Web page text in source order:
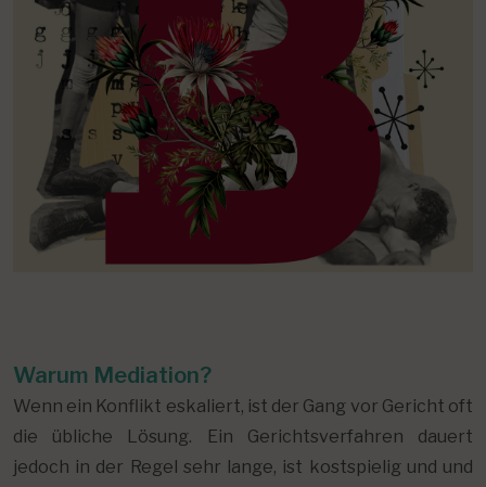
Warum Mediation?
Wenn ein Konflikt eskaliert, ist der Gang vor Gericht oft
die übliche Lösung. Ein Gerichtsverfahren dauert
jedoch in der Regel sehr lange, ist kostspielig und und